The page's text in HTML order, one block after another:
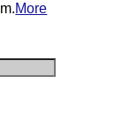
More